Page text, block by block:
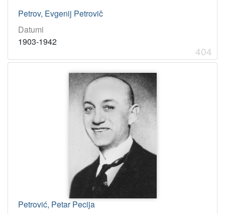
Petrov, Evgenij Petrovič
Datumi
1903-1942
404
Petrović, Petar Pecija